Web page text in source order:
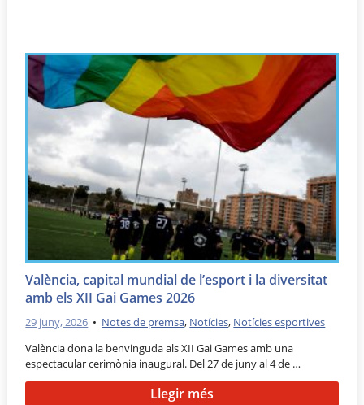
València, capital mundial de l’esport i la diversitat
amb els XII Gai Games 2026
29 juny, 2026 • Notes de premsa, Notícies, Notícies esportives
València dona la benvinguda als XII Gai Games amb una
espectacular cerimònia inaugural. Del 27 de juny al 4 de …
Llegir més